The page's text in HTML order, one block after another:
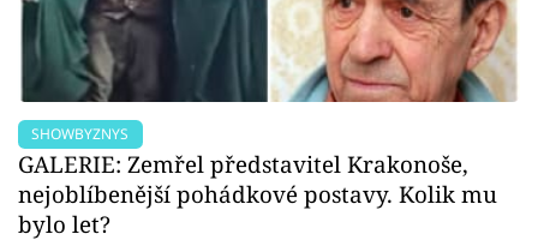
SHOWBYZNYS
GALERIE: Zemřel představitel Krakonoše,
nejoblíbenější pohádkové postavy. Kolik mu
bylo let?